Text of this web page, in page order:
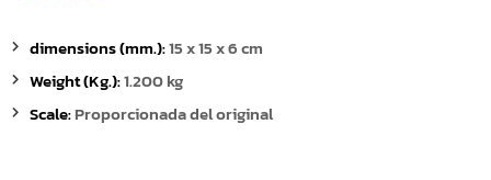
dimensions (mm.):15 x 15 x 6 cm
Weight (Kg.):1.200 kg
Scale:Proporcionada del original